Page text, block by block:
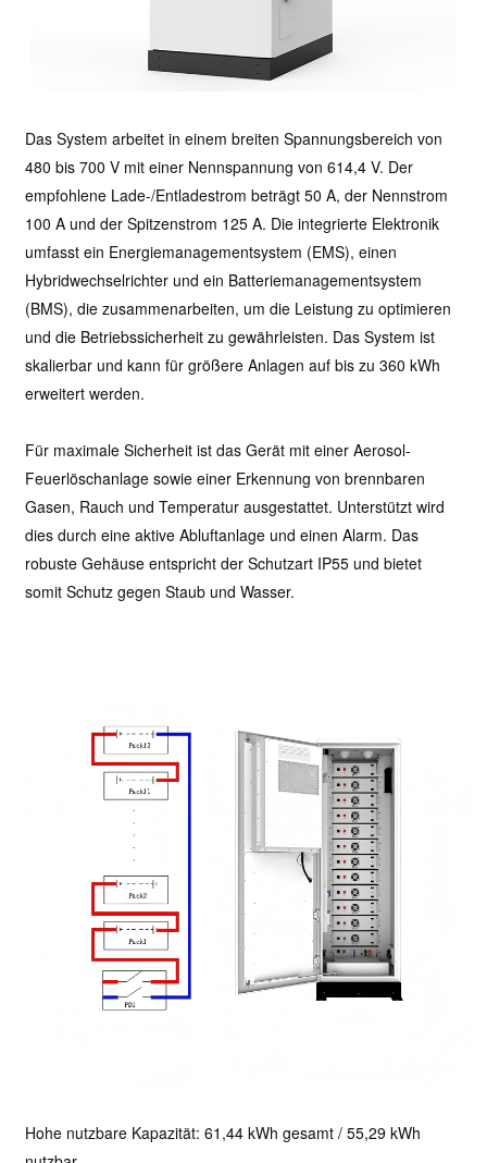
Das System arbeitet in einem breiten Spannungsbereich von
480 bis 700 V mit einer Nennspannung von 614,4 V. Der
empfohlene Lade-/Entladestrom beträgt 50 A, der Nennstrom
100 A und der Spitzenstrom 125 A. Die integrierte Elektronik
umfasst ein Energiemanagementsystem (EMS), einen
Hybridwechselrichter und ein Batteriemanagementsystem
(BMS), die zusammenarbeiten, um die Leistung zu optimieren
und die Betriebssicherheit zu gewährleisten. Das System ist
skalierbar und kann für größere Anlagen auf bis zu 360 kWh
erweitert werden.
Für maximale Sicherheit ist das Gerät mit einer Aerosol-
Feuerlöschanlage sowie einer Erkennung von brennbaren
Gasen, Rauch und Temperatur ausgestattet. Unterstützt wird
dies durch eine aktive Abluftanlage und einen Alarm. Das
robuste Gehäuse entspricht der Schutzart IP55 und bietet
somit Schutz gegen Staub und Wasser.
Hohe nutzbare Kapazität: 61,44 kWh gesamt / 55,29 kWh